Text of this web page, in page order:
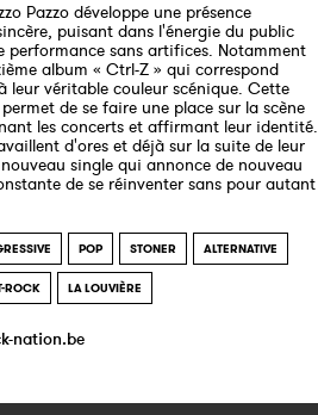
Pazzo développe une présence
puisant dans l'énergie du public
performance sans artifices. Notamment
album « Ctrl-Z » qui correspond
leur véritable couleur scénique. Cette
de se faire une place sur la scène
les concerts et affirmant leur identité.
d'ores et déjà sur la suite de leur
single qui annonce de nouveau
de se réinventer sans pour autant
POP STONER ALTERNATIVE
ROCK LA LOUVIÈRE
nation.be